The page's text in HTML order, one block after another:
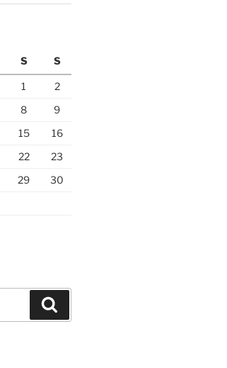
S S
1
2
8
9
15
16
22
23
29
30